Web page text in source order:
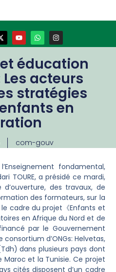
éducation
acteurs
stratégies
en
com-gouv
fondamental,
TOURE, a présidé ce mardi,
des travaux, de
des formateurs, sur la
cadre du projet《Enfants et
en Afrique du Nord et de
par le Gouvernement
d’ONGs: Helvetas,
dans plusieurs pays dont
Maroc et la Tunisie. Ce projet
cités disposent d’un cadre